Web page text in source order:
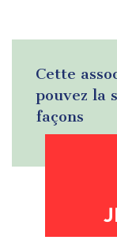
Cette
pouvez la
façons